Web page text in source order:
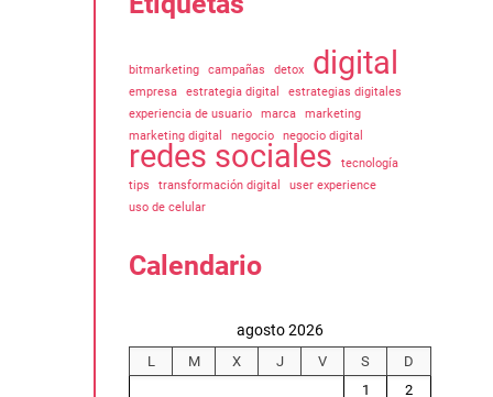
bitmarketing campañas detox digital
empresa estrategia digital
estrategias digitales
experiencia de usuario
marca
marketing
marketing digital
negocio negocio digital
redes sociales
tecnología
tips
transformación digital
user experience
uso de celular
Calendario
agosto 2026
L M X J V S
D
1
2